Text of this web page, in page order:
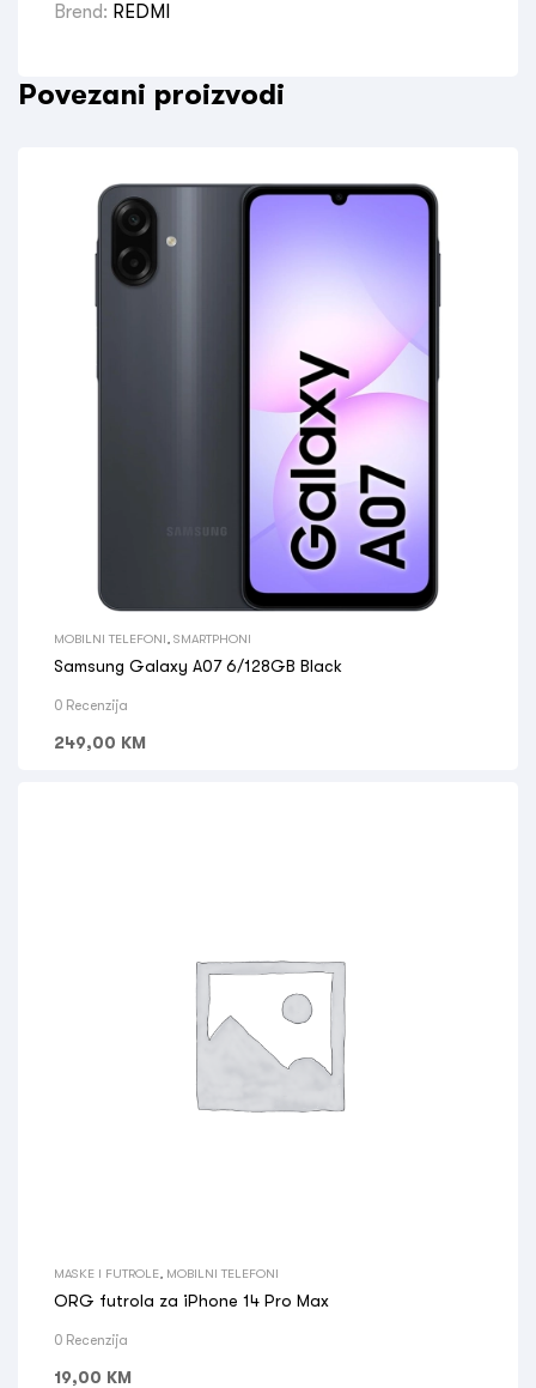
Brend: REDMI
Povezani proizvodi
MOBILNI TELEFONI SMARTPHONI
Samsung Galaxy A07 6/128GB Black
0 Recenzija
249,00 KM
MASKE I FUTROLE MOBILNI TELEFONI
ORG futrola za iPhone 14 Pro Max
0 Recenzija
19,00 KM